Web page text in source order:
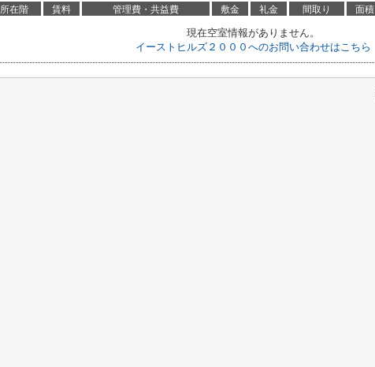
所在階 賃料 管理費・共益費 敷金 礼金 間取り 面積
現在空室情報がありません。
イーストヒルズ２０００へのお問い合わせはこちら